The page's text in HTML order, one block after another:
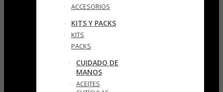
ACCESORIOS
KITS Y PACKS
KITS
PACKS
CUIDADO DE
MANOS
ACEITES